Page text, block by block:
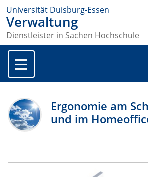
Universität Duisburg-Essen
Verwaltung
Dienstleister in Sachen Hochschule
Ergonomie am
und im